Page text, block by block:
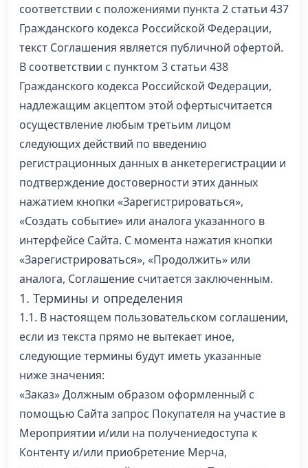
соответствии с положениями пункта 2 статьи 437
Гражданского кодекса Российской Федерации,
текст Соглашения является публичной офертой.
В соответствии с пунктом 3 статьи 438
Гражданского кодекса Российской Федерации,
надлежащим акцептом этой офертысчитается
осуществление любым третьим лицом
следующих действий по введению
регистрационных данных в анкетерегистрации и
подтверждение достоверности этих данных
нажатием кнопки «Зарегистрироваться»,
«Создать событие» или аналога указанного в
интерфейсе Сайта. С момента нажатия кнопки
«Зарегистрироваться», «Продолжить» или
аналога, Соглашение считается заключенным.
1. Термины и определения
1.1. В настоящем пользовательском соглашении,
если из текста прямо не вытекает иное,
следующие термины будут иметь указанные
ниже значения:
«Заказ» Должным образом оформленный с
помощью Сайта запрос Покупателя на участие в
Мероприятии и/или на получениедоступа к
Контенту и/или приобретение Мерча,